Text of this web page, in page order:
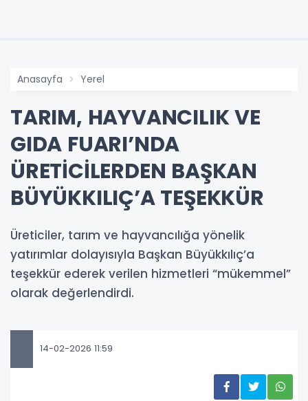
Anasayfa Yerel
TARIM, HAYVANCILIK VE
GIDA FUARI’NDA
ÜRETİCİLERDEN BAŞKAN
BÜYÜKKILIÇ’A TEŞEKKÜR
Üreticiler, tarım ve hayvancılığa yönelik
yatırımlar dolayısıyla Başkan Büyükkılıç’a
teşekkür ederek verilen hizmetleri “mükemmel”
olarak değerlendirdi.
14-02-2026 11:59